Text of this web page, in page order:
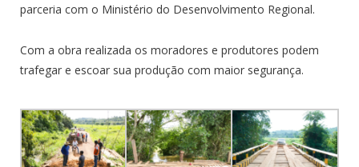
parceria com o Ministério do Desenvolvimento Regional.
Com a obra realizada os moradores e produtores podem
trafegar e escoar sua produção com maior segurança.